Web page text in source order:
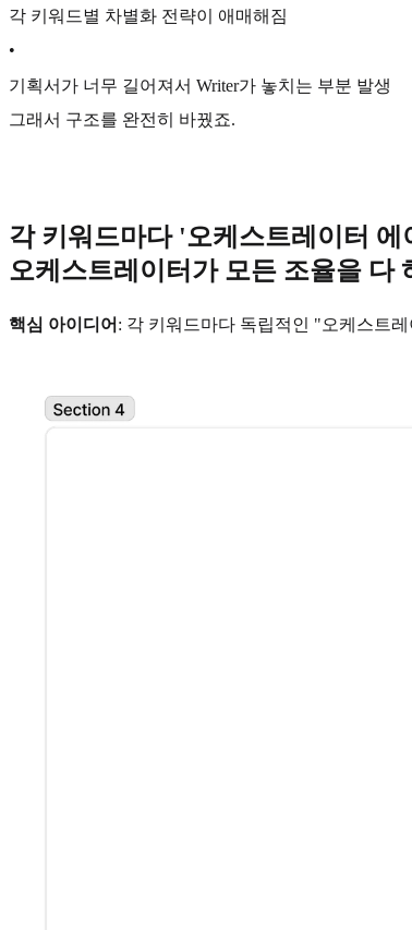
각 키워드별 차별화 전략이 애매해짐
•
기획서가 너무 길어져서 Writer가 놓치는 부분 발생
그래서 구조를 완전히 바꿨죠.
각 키워드마다 '오케스트레이터
오케스트레이터가 모든 조율을 다
핵심 아이디어 : 각 키워드마다 독립적인 "오케스트